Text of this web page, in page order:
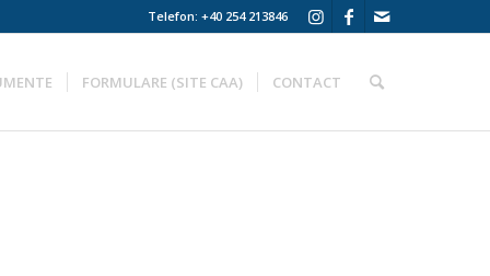
Telefon: +40 254 213846
FORMULARE (SITE CAA) CONTACT